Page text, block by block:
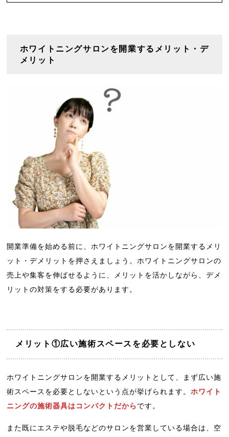
ホワイトニングサロンを開業するメリット・デ
メリット
開業準備を始める前に、ホワイトニングサロンを開業するメリ
ット・デメリットを押さえましょう。ホワイトニングサロンの
売上や集客を伸ばせるように、メリットを活かしながら、デメ
リットの対策をする必要があります。
メリット①広い施術スペースを必要としない
ホワイトニングサロンを開業するメリットとして、まず広い施
術スペースを必要としないという点が挙げられます。ホワイト
ニングの施術器具はコンパクトだからです。
また既にエステや脱毛などのサロンを営業している場合は、空